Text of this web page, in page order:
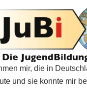
mir, die in
und sie konnte mir